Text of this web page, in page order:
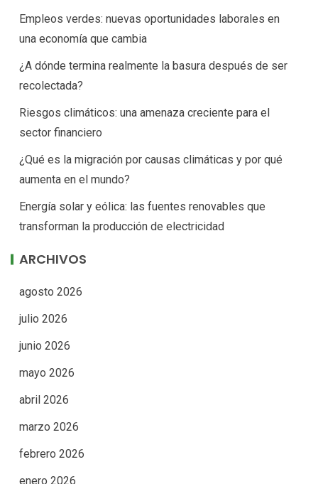
Empleos verdes: nuevas oportunidades laborales en
una economía que cambia
¿A dónde termina realmente la basura después de ser
recolectada?
Riesgos climáticos: una amenaza creciente para el
sector financiero
¿Qué es la migración por causas climáticas y por qué
aumenta en el mundo?
Energía solar y eólica: las fuentes renovables que
transforman la producción de electricidad
ARCHIVOS
agosto 2026
julio 2026
junio 2026
mayo 2026
abril 2026
marzo 2026
febrero 2026
enero 2026